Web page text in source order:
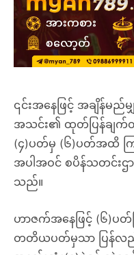
၎င်းအနေဖြင့် အချိန်မ
အသင်း၏ ထုတ်ပြန်ချက်
(၄)ပတ်မှ (၆)ပတ်အထိ ကြာ
အပါအဝင် စပိန်သတင်းဌာ
သည်။
ဟာဇက်အနေဖြင့် (၆)ပ
တတိယပတ်မှသာ ပြန်လည်